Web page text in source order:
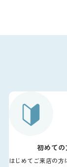
初めての
はじめてご来店の方